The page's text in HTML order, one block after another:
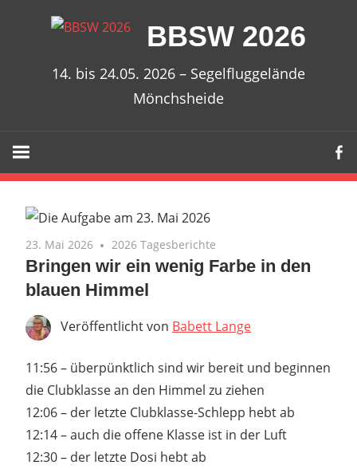
BBSW 2026
14. bis 24.05. 2026 – Segelfluggelände
Mönchsheide
23. Mai 2026 2026 Tagesberichte
Bringen wir ein wenig Farbe in den
blauen Himmel
Veröffentlicht von Babett Lange
11:56 – überpünktlich sind wir bereit und beginnen
die Clubklasse an den Himmel zu ziehen
12:06 – der letzte Clubklasse-Schlepp hebt ab
12:14 – auch die offene Klasse ist in der Luft
12:30 – der letzte Dosi hebt ab